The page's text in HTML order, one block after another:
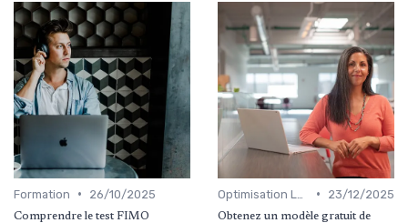
Formation • 26/10/2025
Comprendre le test FIMO
• 23/12/2025
Obtenez un modèle gratuit de